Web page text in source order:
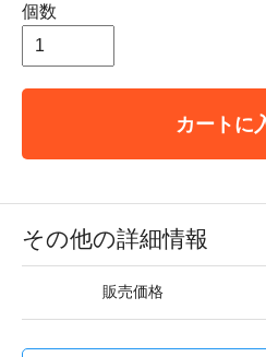
個数
カートに
その他の詳細情報
販売価格